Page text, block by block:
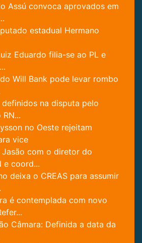
Assú convoca aprovados em
estadual Hermano
Eduardo filia-se ao PL e
Will Bank pode levar rombo
definidos na disputa pelo
no Oeste rejeitam
vice
com o diretor do
e coord...
deixa o CREAS para assumir
é contemplada com novo
Câmara: Definida a data da